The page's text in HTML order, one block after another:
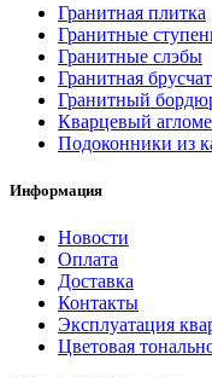
Гранитная плитка
Гранитные
Гранитные слэбы
Гранитная
Гранитный
Кварцевый
Подоконники из
Информация
Новости
Оплата
Доставка
Контакты
Эксплуатация
Цветовая